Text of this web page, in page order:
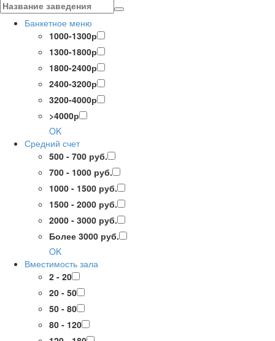
Банкетное меню
1000-1300р
1300-1800р
1800-2400р
2400-3200р
3200-4000р
>4000р
OK
Средний счет
500 - 700 руб.
700 - 1000 руб.
1000 - 1500 руб.
1500 - 2000 руб.
2000 - 3000 руб.
Более 3000 руб.
OK
Вместимость зала
2 - 20
20 - 50
50 - 80
80 - 120